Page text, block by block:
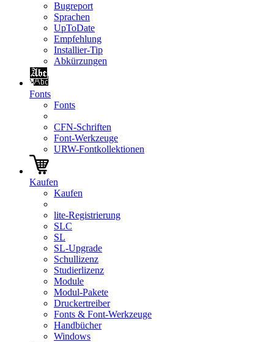
Bugreport
Sprachen
UpToDate
Empfehlung
Installier-Tip
Abkürzungen
Fonts
Fonts
CFN-Schriften
Font-Werkzeuge
URW-Fontkollektionen
Kaufen
Kaufen
lite-Registrierung
SLC
SL
SL-Upgrade
Schullizenz
Studierlizenz
Module
Modul-Pakete
Druckertreiber
Fonts & Font-Werkzeuge
Handbücher
Windows